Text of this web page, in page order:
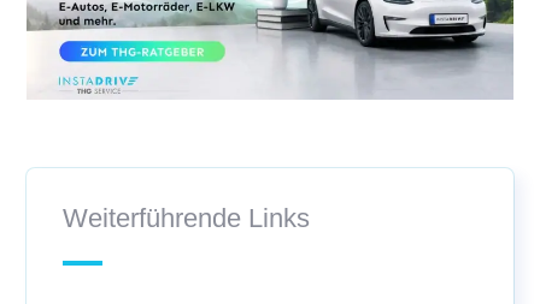
Weiterführende Links